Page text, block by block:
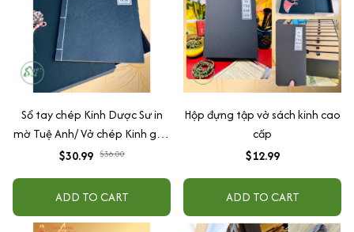
Sổ tay chép Kinh Dược Sư in
mờ Tuệ Anh/ Vở chép Kinh giấy
cổ (Tặng kèm Hộp đựng)
$30.99 $36.00
ADD TO CART
Hộp đựng tập vở sách kinh cao
cấp
$12.99
ADD TO CART